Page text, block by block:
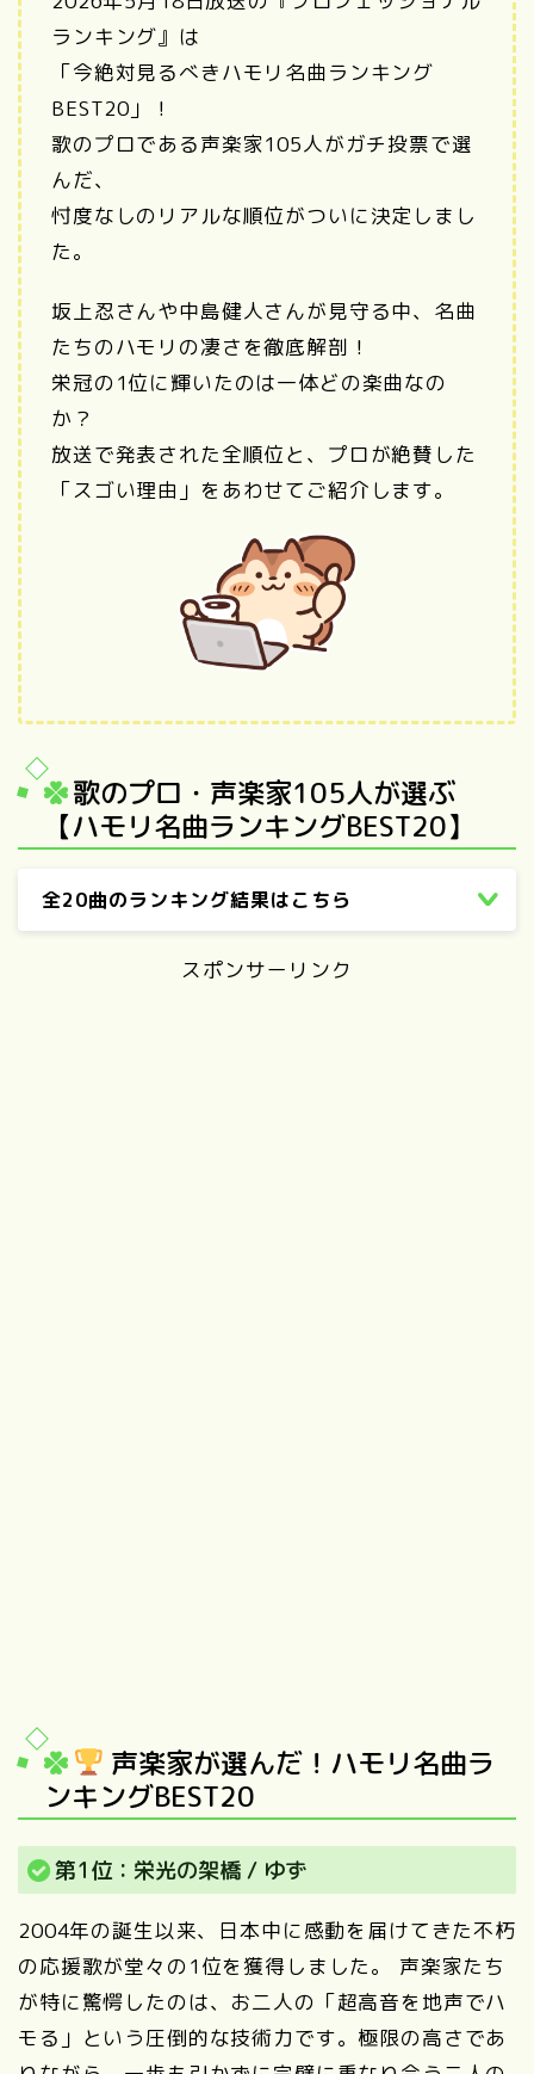
ランキング』は
「今絶対見るべきハモリ名曲ランキング
BEST20」！
歌のプロである声楽家105人がガチ投票で選
んだ、
忖度なしのリアルな順位がついに決定しまし
た。
坂上忍さんや中島健人さんが見守る中、名曲
たちのハモリの凄さを徹底解剖！
栄冠の1位に輝いたのは一体どの楽曲なの
か？
放送で発表された全順位と、プロが絶賛した
「スゴい理由」をあわせてご紹介します。
歌のプロ・声楽家105人が選ぶ
【ハモリ名曲ランキングBEST20】
全20曲のランキング結果はこちら
スポンサーリンク
声楽家が選んだ！ハモリ名曲ラ
ンキングBEST20
第1位：栄光の架橋 / ゆず
2004年の誕生以来、日本中に感動を届けてきた不朽
の応援歌が堂々の1位を獲得しました。 声楽家たち
が特に驚愕したのは、お二人の「超高音を地声でハ
モる」という圧倒的な技術力です。極限の高さであ